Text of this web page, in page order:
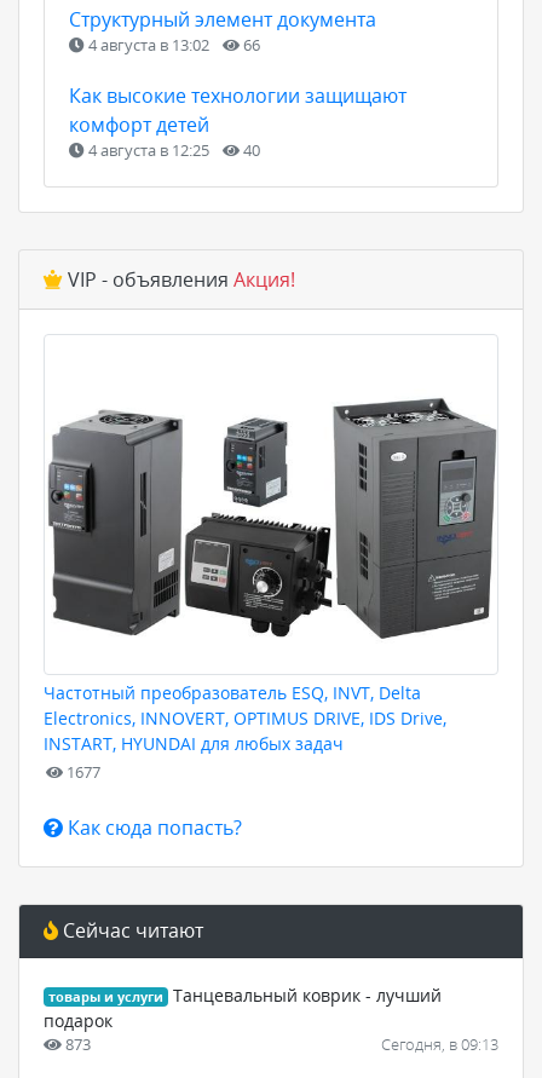
Структурный элемент документа
4 августа в 13:02 66
Как высокие технологии защищают
комфорт детей
4 августа в 12:25 40
VIP - объявления Акция!
Частотный преобразователь ESQ, INVT, Delta
Electronics, INNOVERT, OPTIMUS DRIVE, IDS Drive,
INSTART, HYUNDAI для любых задач
1677
Как сюда попасть?
Сейчас читают
товары и услуги
Танцевальный коврик - лучший
подарок
873 Сегодня, в 09:13